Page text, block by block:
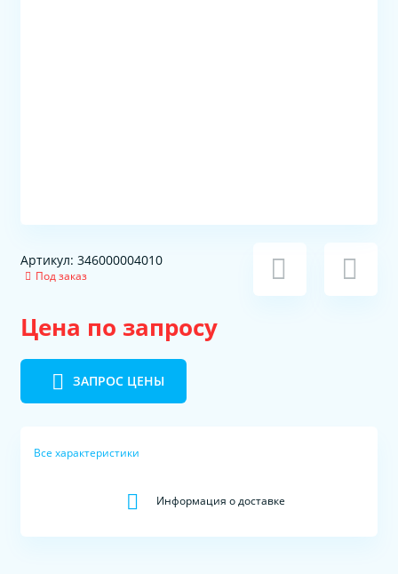
Артикул: 346000004010
Под заказ
Цена по запросу
ЗАПРОС ЦЕНЫ
Все характеристики
Информация о доставке